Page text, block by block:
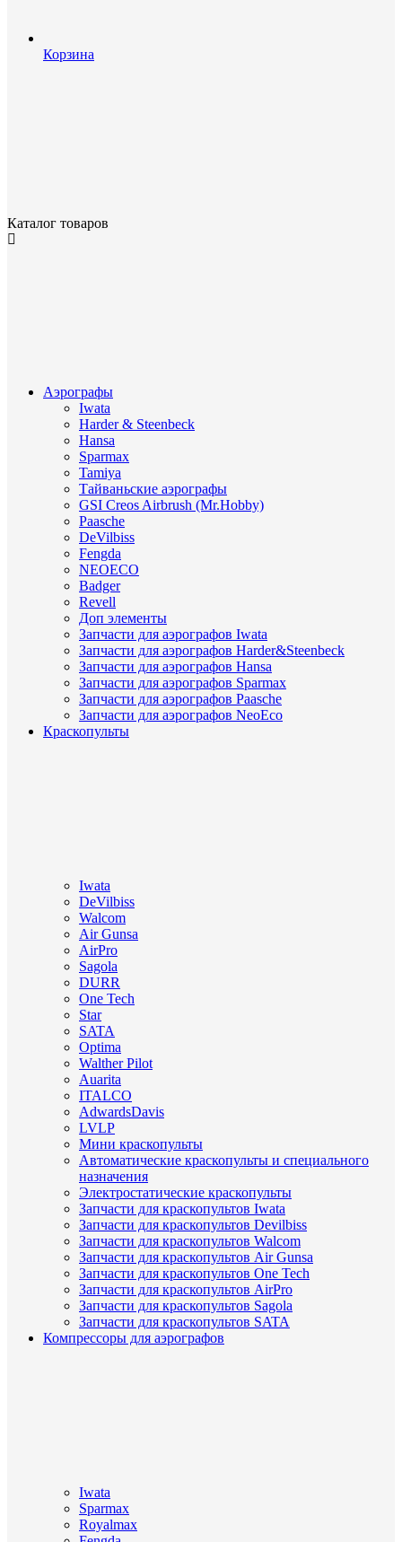
Корзина
Каталог товаров
Аэрографы
Iwata
Harder & Steenbeck
Hansa
Sparmax
Tamiya
Тайваньские аэрографы
GSI Creos Airbrush (Mr.Hobby)
Paasche
DeVilbiss
Fengda
NEOECO
Badger
Revell
Доп элементы
Запчасти для аэрографов Iwata
Запчасти для аэрографов Harder&Steenbeck
Запчасти для аэрографов Hansa
Запчасти для аэрографов Sparmax
Запчасти для аэрографов Paasche
Запчасти для аэрографов NeoEco
Краскопульты
Iwata
DeVilbiss
Walcom
Air Gunsa
AirPro
Sagola
DURR
One Tech
Star
SATA
Optima
Walther Pilot
Auarita
ITALCO
AdwardsDavis
LVLP
Мини краскопульты
Автоматические краскопульты и специального
назначения
Электростатические краскопульты
Запчасти для краскопультов Iwata
Запчасти для краскопультов Devilbiss
Запчасти для краскопультов Walcom
Запчасти для краскопультов Air Gunsa
Запчасти для краскопультов One Tech
Запчасти для краскопультов AirPro
Запчасти для краскопультов Sagola
Запчасти для краскопультов SATA
Компрессоры для аэрографов
Iwata
Sparmax
Royalmax